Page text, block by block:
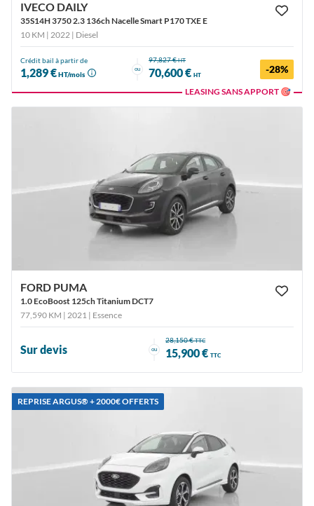
IVECO DAILY
35S14H 3750 2.3 136ch Nacelle Smart P170 TXE E
10 KM | 2022 | Diesel
Crédit bail à partir de
1,289 €HT/mois
ou
97,827 €HT
70,600 € HT -28%
LEASING SANS APPORT 🎯
FORD PUMA
1.0 EcoBoost 125ch Titanium DCT7
77,590 KM | 2021 | Essence
Sur devis ou
28,150 €TTC
15,900 € TTC
REPRISE ARGUS®️ + 2000€ OFFERTS